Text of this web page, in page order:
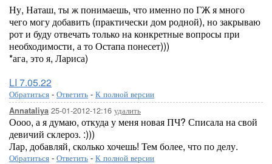
Ну, Наташ, ты ж понимаешь, что именно по ГЖ я много
чего могу добавить (практически дом родной), но закрываю
рот и буду отвечать только на конкретные вопросы при
необходимости, а то Остапа понесет)))
*ага, это я, Лариса)
LI 7.05.22
Обратиться - Ответить - К полной версии
Annataliya 25-01-2012-12:16 удалить
Оооо, а я думаю, откуда у меня новая ПЧ? Списала на свой
девичий склероз. :)))
Лар, добавляй, сколько хочешь! Тем более, что по делу.
Обратиться - Ответить - К полной версии